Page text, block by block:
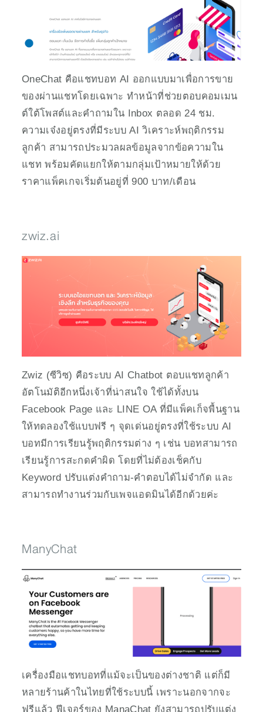
OneChat คือแชทบอท AI ออกแบบมาเพื่อการขาย
ของผ่านแชทโดยเฉพาะ ทำหน้าที่ช่วยตอบคอมเมน
ต์ใต้โพสต์และคำถามใน Inbox ตลอด 24 ชม.
ความเจ๋งอยู่ตรงที่มีระบบ AI วิเคราะห์พฤติกรรม
ลูกค้า สามารถประมวลผลข้อมูลจากข้อความใน
แชท พร้อมคัดแยกให้ตามกลุ่มเป้าหมายให้ด้วย
ราคาแพ็คเกจเริ่มต้นอยู่ที่ 900 บาท/เดือน
zwiz.ai
Zwiz (ซีวิซ) คือระบบ AI Chatbot ตอบแชทลูกค้า
อัตโนมัติอีกหนึ่งเจ้าที่น่าสนใจ ใช้ได้ทั้งบน
Facebook Page และ LINE OA ที่มีแพ็คเก็จพื้นฐาน
ให้ทดลองใช้แบบฟรี ๆ จุดเด่นอยู่ตรงที่ใช้ระบบ AI
บอทมีการเรียนรู้พฤติกรรมต่าง ๆ เช่น บอทสามารถ
เรียนรู้การสะกดคำผิด โดยที่ไม่ต้องเช็คกับ
Keyword ปรับแต่งคำถาม-คำตอบได้ไม่จำกัด และ
สามารถทำงานร่วมกับเพจแอดมินได้อีกด้วยค่ะ
ManyChat
เครื่องมือแชทบอทที่แม้จะเป็นของต่างชาติ แต่ก็มี
หลายร้านค้าในไทยที่ใช้ระบบนี้ เพราะนอกจากจะ
ฟรีแล้ว ฟีเจอร์ของ ManaChat ยังสามารถปรับแต่ง